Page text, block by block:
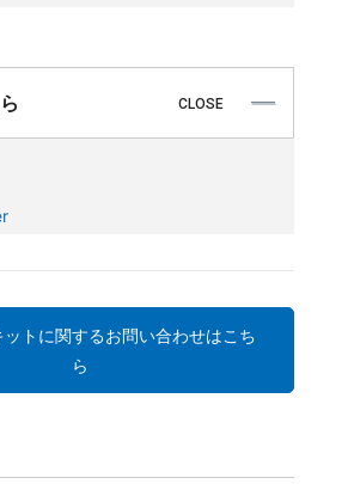
CLOSE
ットに関するお問い合わせはこち
ら